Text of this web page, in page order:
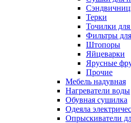
Терки
Точилки
Фильтры
Штопоры
Яйцеварки
Ярусные
Прочие
Мебель надувная
Нагреватели воды
Обувная сушилка
Одеяла
Опрыскиватели